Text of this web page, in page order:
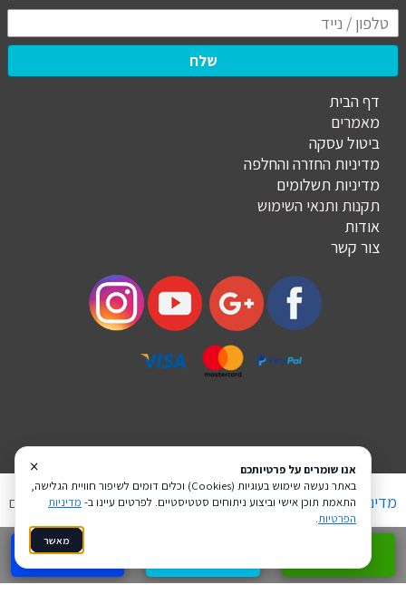
שלח
דף הבית
מאמרים
ביטול עסקה
מדיניות החזרה והחלפה
מדיניות תשלומים
תקנות ותנאי השימוש
אודות
צור קשר
מדיניות פרטיות הצהרת נגישות Coi בניית אתרים
×
אנו שומרים על פרטיותכם
באתר נעשה שימוש בעוגיות (Cookies) וכלים דומים לשיפור חוויית הגלישה,
התאמת תוכן אישי וביצוע ניתוחים סטטיסטיים. לפרטים עיינו ב- מדיניות
הפרטיות.
מאשר